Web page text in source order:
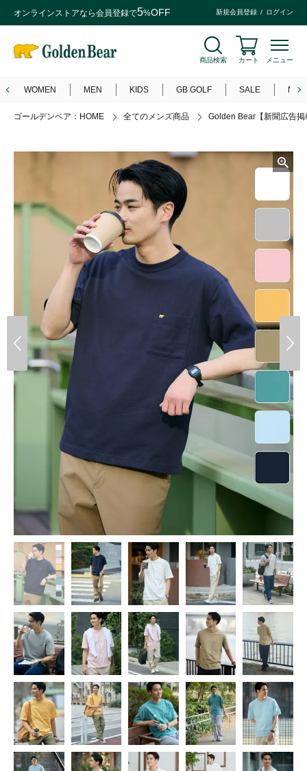
オンラインストアなら会員登録で5%OFF 新規会員登録 ログイン
商品検索 カート メニュー
WOMEN MEN KIDS GB GOLF SALE
ゴールデンベア：HOME 全てのメンズ商品 Golden Bear【新聞広告